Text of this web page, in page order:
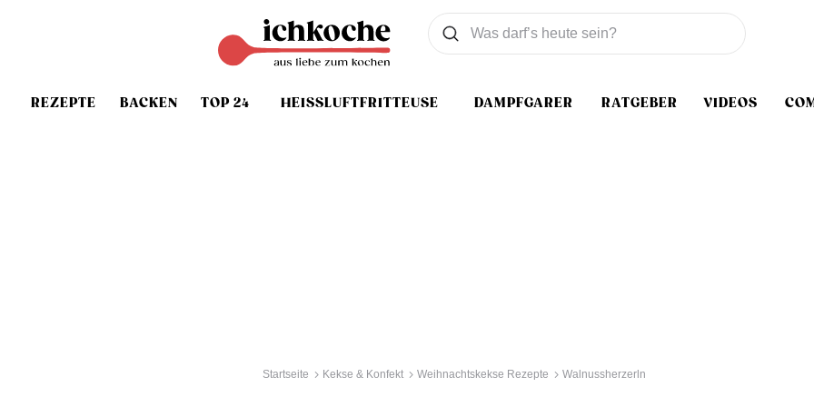
REZEPTE BACKEN TOP 24 HEISSLUFTFRITTEUSE DAMPFGARER RATGEBER VIDEOS
Was wollen Sie suchen
Suchen
Startseite Kekse & Konfekt Weihnachtskekse Rezepte Walnussherzerln